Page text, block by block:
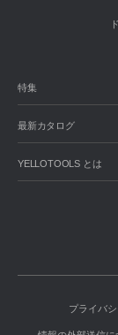
特集
最新カタログ
YELLOTOOLS とは
プライバ